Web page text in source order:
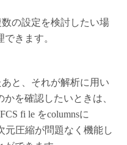
の設定を検討したい場
きます。
と、それが解析に用い
を確認したいときは、
fi le をcolumnsに
元圧縮が問題なく機能し